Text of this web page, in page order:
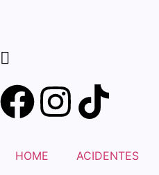
HOME ACIDENTES